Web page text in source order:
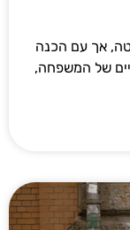
אך עם הכנה
של המשפחה,